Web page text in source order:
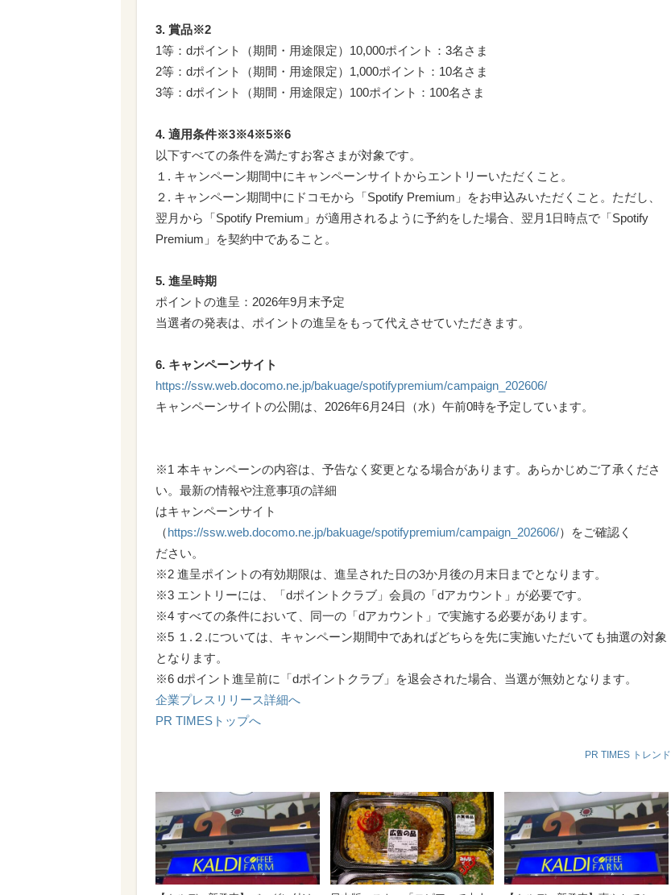
3. 賞品※2
1等：dポイント（期間・用途限定）10,000ポイント：3名さま
2等：dポイント（期間・用途限定）1,000ポイント：10名さま
3等：dポイント（期間・用途限定）100ポイント：100名さま
4. 適用条件※3※4※5※6
以下すべての条件を満たすお客さまが対象です。
１. キャンペーン期間中にキャンペーンサイトからエントリーいただくこと。
２. キャンペーン期間中にドコモから「Spotify Premium」をお申込みいただくこと。ただし、
翌月から「Spotify Premium」が適用されるように予約をした場合、翌月1日時点で「Spotify
Premium」を契約中であること。
5. 進呈時期
ポイントの進呈：2026年9月末予定
当選者の発表は、ポイントの進呈をもって代えさせていただきます。
6. キャンペーンサイト
https://ssw.web.docomo.ne.jp/bakuage/spotifypremium/campaign_202606/
キャンペーンサイトの公開は、2026年6月24日（水）午前0時を予定しています。
※1 本キャンペーンの内容は、予告なく変更となる場合があります。あらかじめご了承くださ
い。最新の情報や注意事項の詳細
はキャンペーンサイト
（https://ssw.web.docomo.ne.jp/bakuage/spotifypremium/campaign_202606/）をご確認く
ださい。
※2 進呈ポイントの有効期限は、進呈された日の3か月後の月末日までとなります。
※3 エントリーには、「dポイントクラブ」会員の「dアカウント」が必要です。
※4 すべての条件において、同一の「dアカウント」で実施する必要があります。
※5 １.２.については、キャンペーン期間中であればどちらを先に実施いただいても抽選の対象
となります。
※6 dポイント進呈前に「dポイントクラブ」を退会された場合、当選が無効となります。
企業プレスリリース詳細へ
PR TIMESトップへ
PR TIMES トレンド